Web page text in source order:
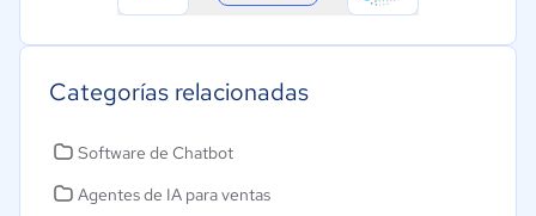
Categorías relacionadas
Software de Chatbot
Agentes de IA para ventas